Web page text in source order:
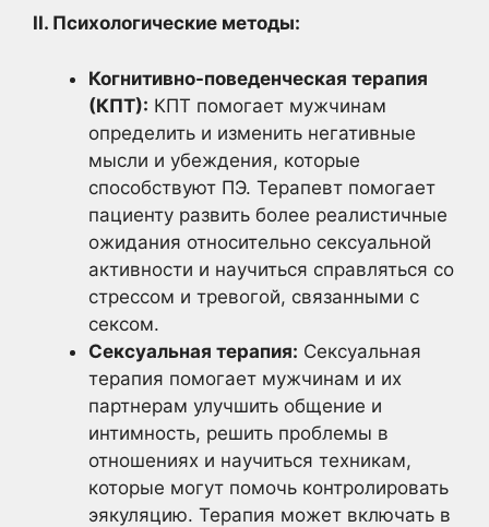
II. Психологические методы:
Когнитивно-поведенческая терапия
(КПТ): КПТ помогает мужчинам
определить и изменить негативные
мысли и убеждения, которые
способствуют ПЭ. Терапевт помогает
пациенту развить более реалистичные
ожидания относительно сексуальной
активности и научиться справляться со
стрессом и тревогой, связанными с
сексом.
Сексуальная терапия: Сексуальная
терапия помогает мужчинам и их
партнерам улучшить общение и
интимность, решить проблемы в
отношениях и научиться техникам,
которые могут помочь контролировать
эякуляцию. Терапия может включать в